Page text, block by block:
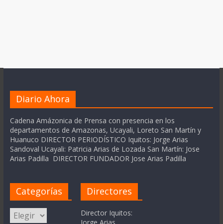
Diario Ahora
Cadena Amázonica de Prensa con presencia en los
departamentos de Amazonas, Ucayali, Loreto San Martín y
Huanuco DIRECTOR PERIODÍSTICO Iquitos: Jorge Arias
Sandoval Ucayali: Patricia Arias de Lozada San Martín: Jose
Arias Padilla DIRECTOR FUNDADOR Jose Arias Padilla
Categorías
Categorías
Directores
Director Iquitos: